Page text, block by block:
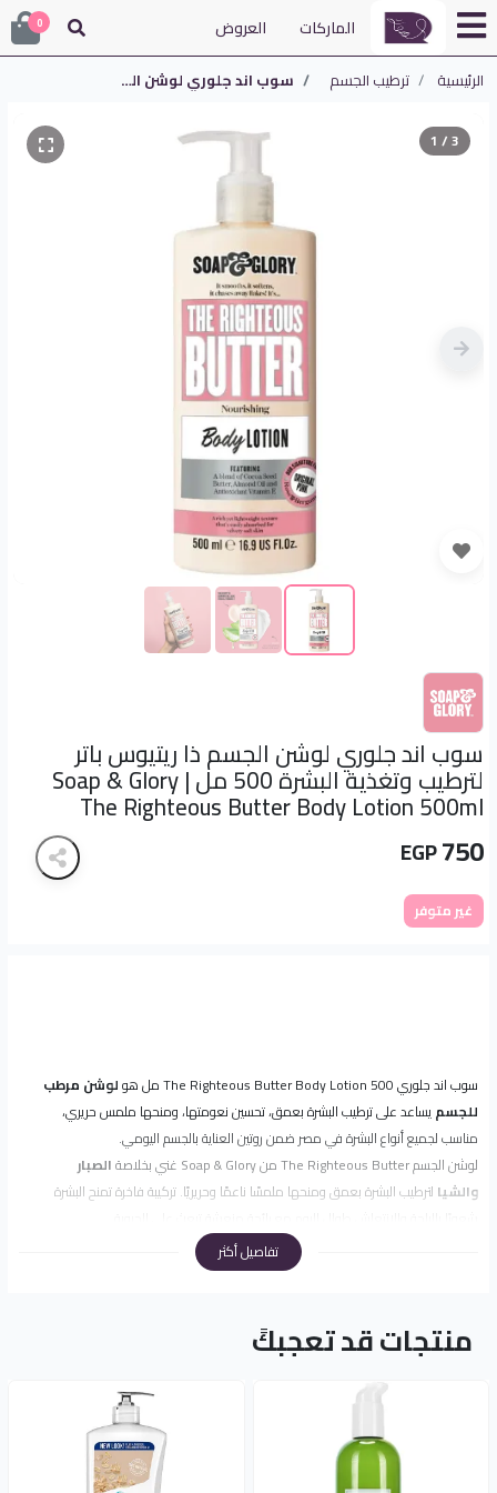
الماركات العروض 0
الرئيسية ترطيب الجسم سوب اند جلوري لوشن الجسم ذا ريتيوس باتر لترطيب وتغذية البشرة 500 مل | Soap & Glory The Righteous Butter Body Lotion 500ml
1 / 3
سوب اند جلوري لوشن الجسم ذا ريتيوس باتر
لترطيب وتغذية البشرة 500 مل | Soap & Glory
The Righteous Butter Body Lotion 500ml
750
EGP
غير متوفر
سوب اند جلوري The Righteous Butter Body Lotion 500 مل هو
لوشن مرطب
للجسميساعد على ترطيب البشرة بعمق، تحسين نعومتها، ومنحها ملمس حريري،
مناسب لجميع أنواع البشرة في مصر ضمن روتين العناية بالجسم اليومي.
لوشن الجسم The Righteous Butter من Soap & Glory غني بخلاصة
الصبار
والشيا لترطيب البشرة بعمق ومنحها ملمسًا ناعمًا وحريريًا. تركيبة فاخرة تمنح البشرة
• يحتوي على خلاصة الصبار والشيا لتغذية البشرة
• يحافظ على مرونة البشرة ويجددها
• مناسب لجميع أنواع البشرة
💧 مشاكل البشرة التي يساعد المنتج على تحسينها
تفاصيل أكثر
منتجات قد تعجبكً